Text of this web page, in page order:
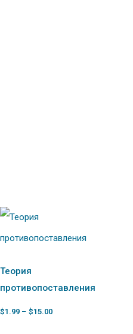
Теория
противопоставления
$1.99 – $15.00